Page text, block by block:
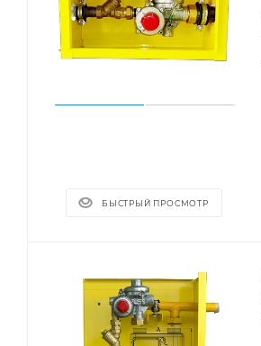
БЫСТРЫЙ ПРОСМОТР